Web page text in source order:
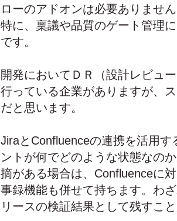
ローのアドオンは必要ありません
特に、稟議や品質のゲート管理
です。
開発においてＤＲ（設計レビュ
行っている企業がありますが、
だと思います。
JiraとConfluenceの連携を活用
ントが何でどのような状態なの
摘がある場合は、Confluenceに
事録機能も併せて持ちます。わ
リースの検証結果として残すこと